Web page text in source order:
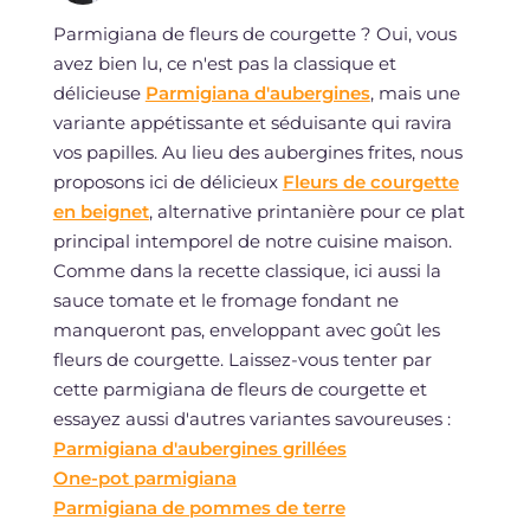
Parmigiana de fleurs de courgette ? Oui, vous
avez bien lu, ce n'est pas la classique et
délicieuse Parmigiana d'aubergines, mais une
variante appétissante et séduisante qui ravira
vos papilles. Au lieu des aubergines frites, nous
proposons ici de délicieux Fleurs de courgette
en beignet, alternative printanière pour ce plat
principal intemporel de notre cuisine maison.
Comme dans la recette classique, ici aussi la
sauce tomate et le fromage fondant ne
manqueront pas, enveloppant avec goût les
fleurs de courgette. Laissez-vous tenter par
cette parmigiana de fleurs de courgette et
essayez aussi d'autres variantes savoureuses :
Parmigiana d'aubergines grillées
One-pot parmigiana
Parmigiana de pommes de terre